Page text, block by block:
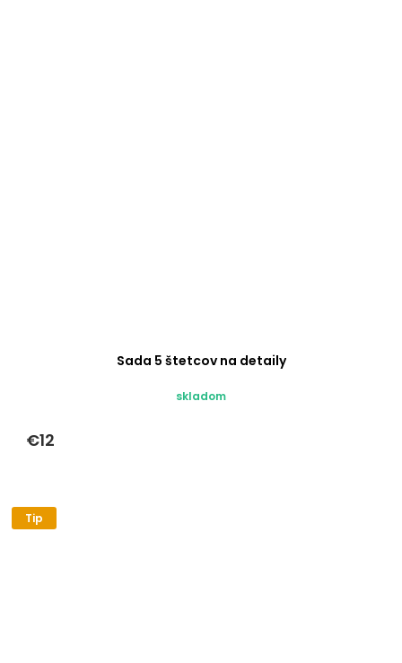
Sada 5 štetcov na detaily
skladom
€12
Tip